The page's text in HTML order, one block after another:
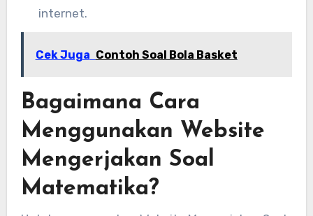
internet.
Cek Juga Contoh Soal Bola Basket
Bagaimana Cara
Menggunakan Website
Mengerjakan Soal
Matematika?